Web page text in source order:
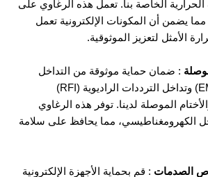
الحرارية الخاصة بنا. تعمل هذه الرغاوي على
مما يضمن أن المكونات الإلكترونية تعمل
الأمثل لتعزيز الموثوقية.
: ضمان حماية موثوقة من التداخل
الكهرومغناطيسي (EMI) وتداخل الترددات الراديوية (RFI)
الموصلة لدينا. توفر هذه الرغاوي
الكهرومغناطيسي، مما يحافظ على سلامة
الصدمات : قم بحماية الأجهزة الإلكترونية